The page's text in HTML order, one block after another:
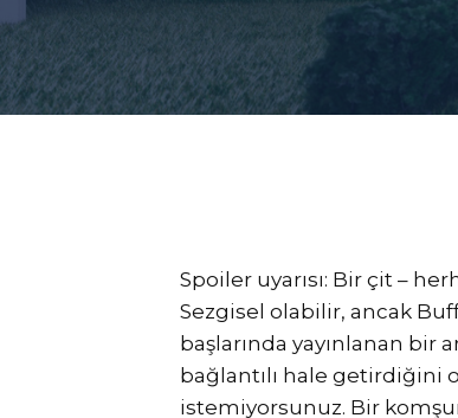
Spoiler uyarısı: Bir çit –
Sezgisel olabilir, ancak
başlarında yayınlanan bir
bağlantılı hale getirdiğini
istemiyorsunuz. Bir